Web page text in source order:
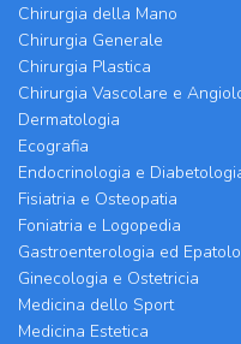
Chirurgia della Mano
Chirurgia Generale
Chirurgia Plastica
Chirurgia Vascolare e
Dermatologia
Ecografia
Endocrinologia e
Fisiatria e Osteopatia
Foniatria e Logopedia
Gastroenterologia ed
Ginecologia e Ostetricia
Medicina dello Sport
Medicina Estetica